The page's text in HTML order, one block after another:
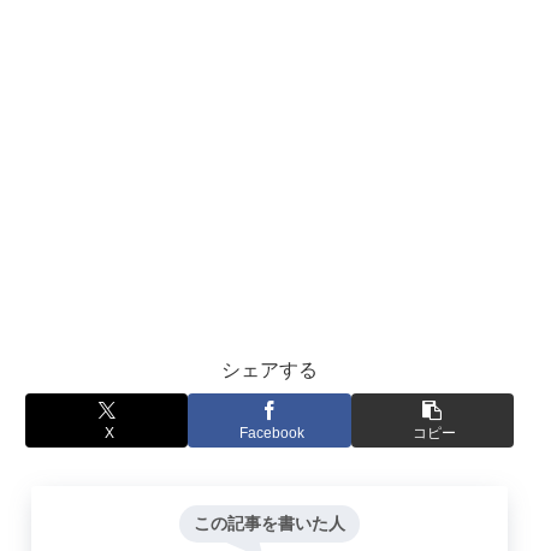
シェアする
X Facebook コピー
この記事を書いた人